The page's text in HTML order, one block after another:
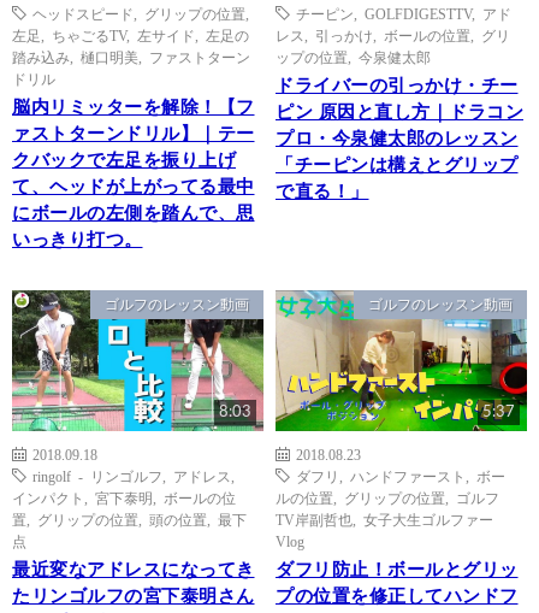
ヘッドスピード
グリップの位置
左足
ちゃごるTV, 左サイド
左足の
踏み込み
樋口明美
ファストターン
ドリル
脳内リミッターを解除！【フ
ァストターンドリル】｜テー
クバックで左足を振り上げ
て、ヘッドが上がってる最中
にボールの左側を踏んで、思
いっきり打つ。
チーピン
GOLFDIGESTTV, アド
レス
引っかけ ボールの位置
グリ
ップの位置
今泉健太郎
ドライバーの引っかけ・チー
ピン 原因と直し方｜ドラコン
プロ・今泉健太郎のレッスン
「チーピンは構えとグリップ
で直る！」
ゴルフのレッスン動画
8:03
2018.09.18
ringolf - リンゴルフ
アドレス
インパクト
宮下泰明
ボールの位
置
グリップの位置 頭の位置
最下
点
最近変なアドレスになってき
たリンゴルフの宮下泰明さん
ゴルフのレッスン動画
5:37
2018.08.23
ダフリ
ハンドファースト
ボー
ルの位置
グリップの位置
ゴルフ
TV岸副哲也
女子大生ゴルファー
Vlog
ダフリ防止！ボールとグリッ
プの位置を修正してハンドフ